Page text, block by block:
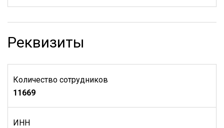
Реквизиты
Количество сотрудников
11669
ИНН